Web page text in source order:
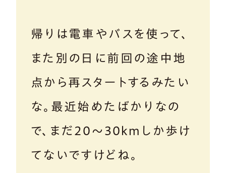
帰りは電車やバスを使って、
また別の日に前回の途中地
点から再スタートするみたい
な。最近始めたばかりなの
で、まだ20〜30kmしか歩け
てないですけどね。